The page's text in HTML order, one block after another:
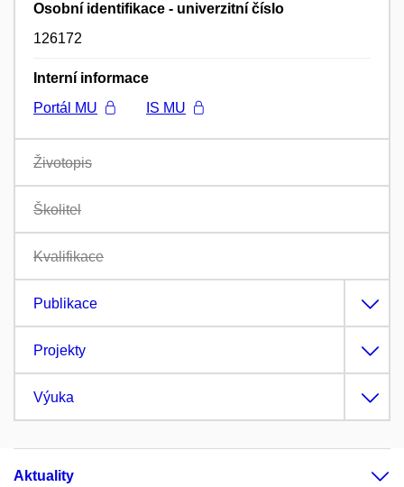
Osobní identifikace - univerzitní číslo
126172
Interní informace
Portál MU
IS MU
Životopis
Školitel
Kvalifikace
Publikace
Projekty
Výuka
Aktuality